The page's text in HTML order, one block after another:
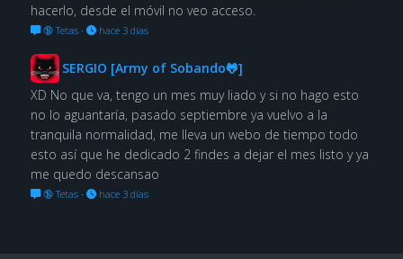
hacerlo, desde el móvil no veo acceso.
🔞 Tetas· hace 3 días
SERGIO [Army of Sobando🐸]
XD No que va, tengo un mes muy liado y si no hago esto
no lo aguantaría, pasado septiembre ya vuelvo a la
tranquila normalidad, me lleva un webo de tiempo todo
esto así que he dedicado 2 findes a dejar el mes listo y ya
me quedo descansao
🔞 Tetas· hace 3 días